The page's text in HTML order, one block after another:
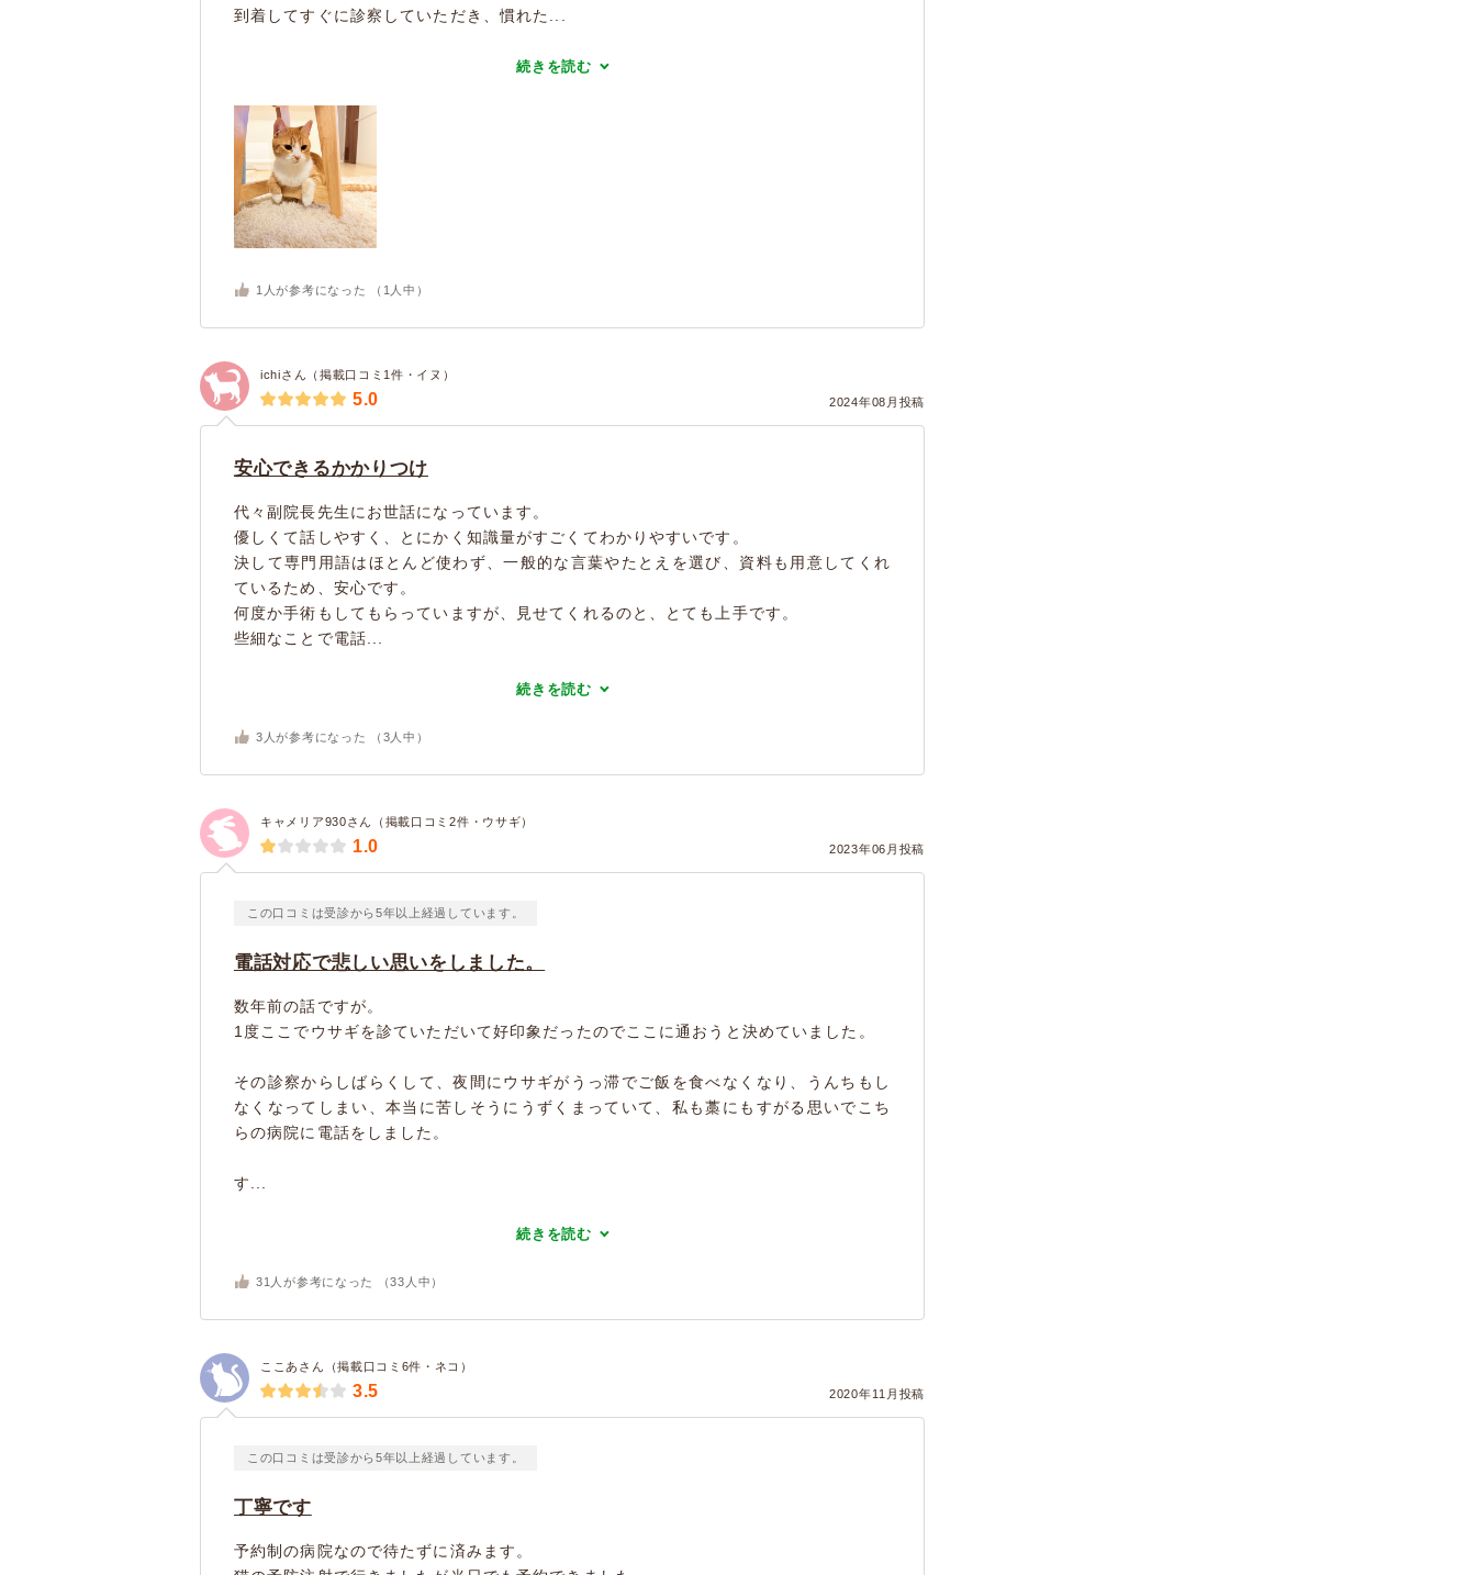
到着してすぐに診察していただき、慣れた...
続きを読む
1 人が参考になった （ 1 人中）
ichiさん（掲載口コミ1件・イヌ）
2024年08月投稿
5.0
安心できるかかりつけ
代々副院長先生にお世話になっています。
優しくて話しやすく、とにかく知識量がすごくてわかりやすいです。
決して専門用語はほとんど使わず、一般的な言葉やたとえを選び、資料も用意してくれ
ているため、安心です。
何度か手術もしてもらっていますが、見せてくれるのと、とても上手です。
些細なことで電話...
続きを読む
3 人が参考になった （ 3 人中）
キャメリア930さん（掲載口コミ2件・ウサギ）
2023年06月投稿
1.0
この口コミは受診から5年以上経過しています。
電話対応で悲しい思いをしました。
数年前の話ですが。
1度ここでウサギを診ていただいて好印象だったのでここに通おうと決めていました。
その診察からしばらくして、夜間にウサギがうっ滞でご飯を食べなくなり、うんちもし
なくなってしまい、本当に苦しそうにうずくまっていて、私も藁にもすがる思いでこち
らの病院に電話をしました。
す...
続きを読む
31 人が参考になった （33 人中）
ここあさん（掲載口コミ6件・ネコ）
2020年11月投稿
3.5
この口コミは受診から5年以上経過しています。
丁寧です
予約制の病院なので待たずに済みます。